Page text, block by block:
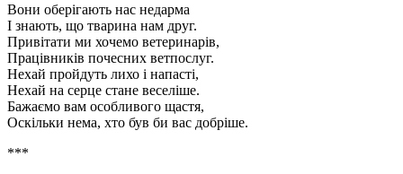
Вони оберігають нас недарма
І знають, що тварина нам друг.
Привітати ми хочемо ветеринарів,
Працівників почесних ветпослуг.
Нехай пройдуть лихо і напасті,
Нехай на серце стане веселіше.
Бажаємо вам особливого щастя,
Оскільки нема, хто був би вас добріше.
***